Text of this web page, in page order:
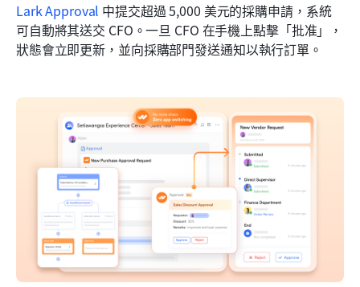
Lark Approval 中提交超過 5,000 美元的採購申請，系統
可自動將其送交 CFO。一旦 CFO 在手機上點擊「批准」，
狀態會立即更新，並向採購部門發送通知以執行訂單。